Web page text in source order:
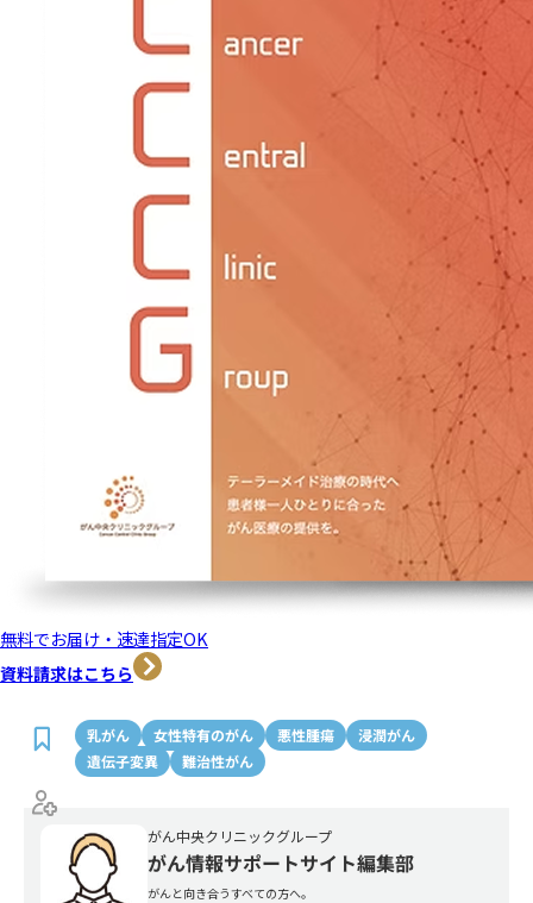
無料でお届け・速達指定OK
資料請求はこちら
乳がん 女性特有のがん 悪性腫瘍
浸潤がん
遺伝子変異
難治性がん
がん中央クリニックグループ
がん情報サポートサイト編集部
がんと向き合うすべての方へ。